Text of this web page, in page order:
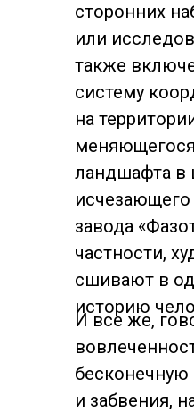
сторонних
или
также
систему
на
ландшафта в
исчезающего
завода
частности,
сшивают в
историю
И все же,
бесконечную
и забвения,